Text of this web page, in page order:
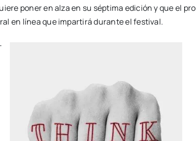
poner en alza en su sép­ti­ma edi­ción y que el
en línea que impar­ti­rá duran­te el fes­ti­val.